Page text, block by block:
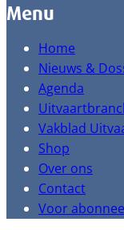
Menu
Home
Nieuws &
Agenda
Vakblad
Shop
Over ons
Contact
Voor